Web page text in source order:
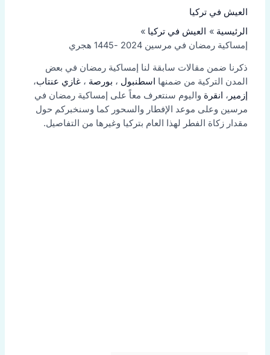
العيش في تركيا
الرئيسية
العيش في تركيا
إمساكية رمضان في مرسين 2024 -1445 هجري
ذكرنا ضمن مقالات سابقة لنا إمساكية رمضان في بعض
المدن التركية من ضمنها اسطنبول ، بورصة ،غازي عنتاب،
إزمير ، انقرة واليوم سنتعرف معاً على إمساكية رمضان في
مرسين وعلى موعد الإفطار والسحور كما وسنخبركم حول
مقدار زكاة الفطر لهذا العام بتركيا وغيرها من التفاصيل.